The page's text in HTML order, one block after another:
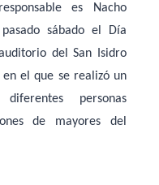
es Nacho
sábado el Día
del San Isidro
en el que se realizó un
personas
de mayores del